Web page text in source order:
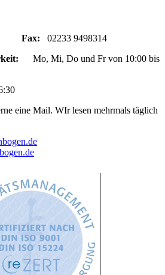
Fax: 02233 9498314
Mo, Mi, Do und Fr von 10:00 bis
eine Mail. WIr lesen mehrmals täglich